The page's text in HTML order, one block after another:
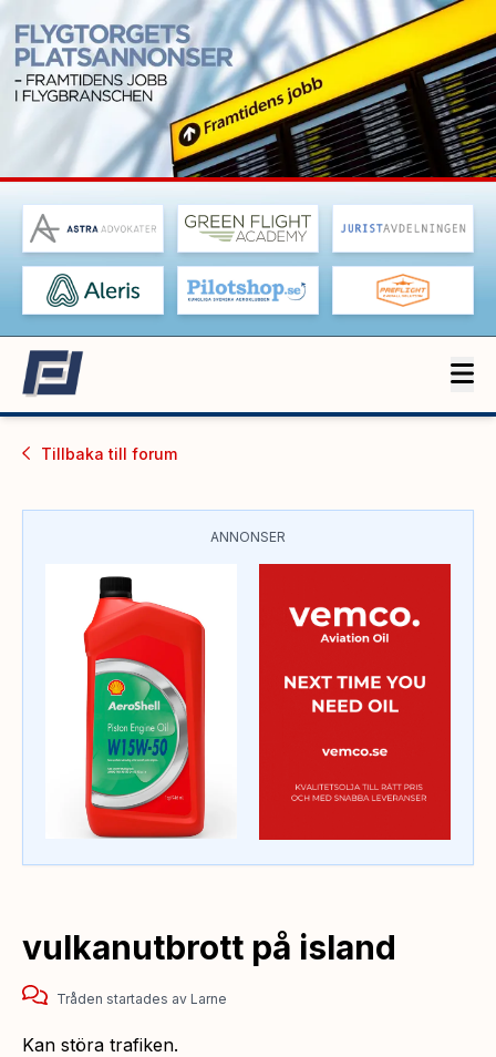
Tillbaka till forum
ANNONSER
vulkanutbrott på island
Tråden startades av Larne
Kan störa trafiken.